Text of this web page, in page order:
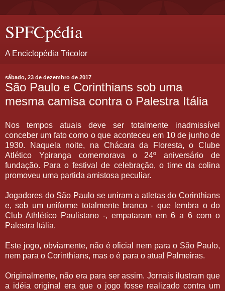
SPFCpédia
A Enciclopédia Tricolor
sábado, 23 de dezembro de 2017
São Paulo e Corinthians sob uma
mesma camisa contra o Palestra Itália
Nos tempos atuais deve ser totalmente inadmissível
conceber um fato como o que aconteceu em 10 de junho de
1930. Naquela noite, na Chácara da Floresta, o Clube
Atlético Ypiranga comemorava o 24º aniversário de
fundação. Para o festival de celebração, o time da colina
promoveu uma partida amistosa peculiar.
Jogadores do São Paulo se uniram a atletas do Corinthians
e, sob um uniforme totalmente branco - que lembra o do
Club Athlético Paulistano -, empataram em 6 a 6 com o
Palestra Itália.
Este jogo, obviamente, não é oficial nem para o São Paulo,
nem para o Corinthians, mas o é para o atual Palmeiras.
Originalmente, não era para ser assim. Jornais ilustram que
a idéia original era que o jogo fosse realizado contra um